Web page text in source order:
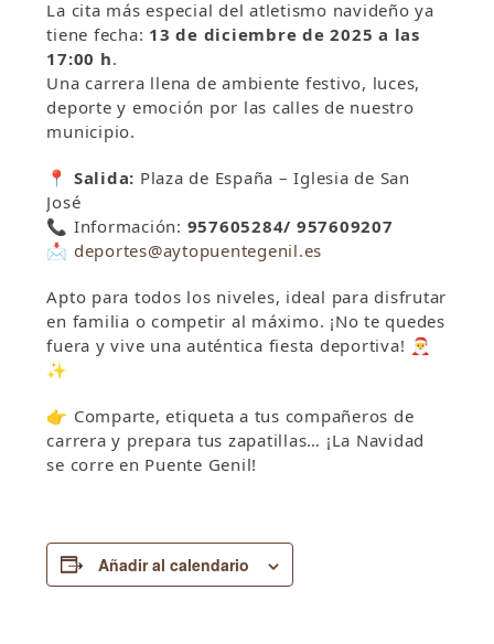
La cita más especial del atletismo navideño ya
tiene fecha: 13 de diciembre de 2025 a las
17:00 h.
Una carrera llena de ambiente festivo, luces,
deporte y emoción por las calles de nuestro
municipio.
📍 Salida: Plaza de España – Iglesia de San
José
📞 Información: 957605284/ 957609207
📩 deportes@aytopuentegenil.es
Apto para todos los niveles, ideal para disfrutar
en familia o competir al máximo. ¡No te quedes
fuera y vive una auténtica fiesta deportiva! 🎅
✨
👉 Comparte, etiqueta a tus compañeros de
carrera y prepara tus zapatillas… ¡La Navidad
se corre en Puente Genil!
Añadir al calendario